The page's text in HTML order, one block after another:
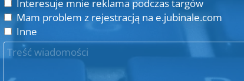
Interesuje mnie reklama podczas targów
Mam problem z rejestracją na e.jubinale.com
Inne